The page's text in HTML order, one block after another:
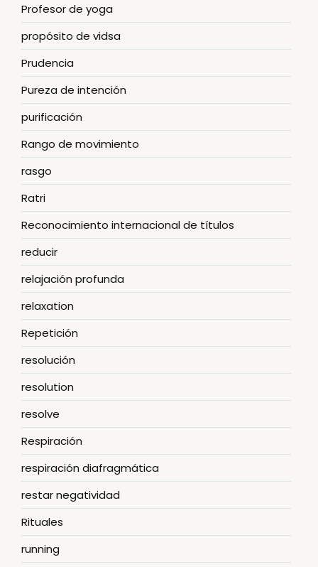
Profesor de yoga
propósito de vidsa
Prudencia
Pureza de intención
purificación
Rango de movimiento
rasgo
Ratri
Reconocimiento internacional de títulos
reducir
relajación profunda
relaxation
Repetición
resolución
resolution
resolve
Respiración
respiración diafragmática
restar negatividad
Rituales
running